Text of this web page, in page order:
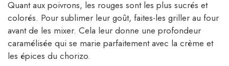
Quant aux poivrons, les rouges sont les plus sucrés et
colorés. Pour sublimer leur goût, faites-les griller au four
avant de les mixer. Cela leur donne une profondeur
caramélisée qui se marie parfaitement avec la crème et
les épices du chorizo.